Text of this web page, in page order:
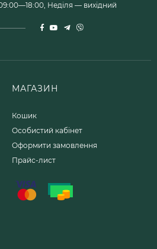
Неділя — вихідний
МАГАЗИН
Кошик
Особистий кабінет
Оформити замовлення
Прайс-лист